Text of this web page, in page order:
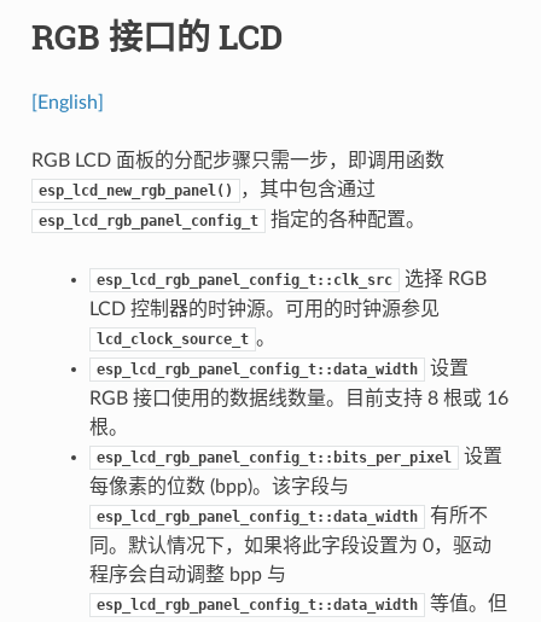
RGB 接口的 LCD
[English]
RGB LCD 面板的分配步骤只需一步，即调用函数
esp_lcd_new_rgb_panel() ，其中包含通过
esp_lcd_rgb_panel_config_t 指定的各种配置。
esp_lcd_rgb_panel_config_t::clk_src
选择 RGB
LCD 控制器的时钟源。可用的时钟源参见
lcd_clock_source_t 。
esp_lcd_rgb_panel_config_t::data_width
设置
RGB 接口使用的数据线数量。目前支持 8 根或 16
根。
esp_lcd_rgb_panel_config_t::bits_per_pixel
设置
每像素的位数 (bpp)。该字段与
esp_lcd_rgb_panel_config_t::data_width
有所不
同。默认情况下，如果将此字段设置为 0，驱动
程序会自动调整 bpp 与
esp_lcd_rgb_panel_config_t::data_width
等值。但